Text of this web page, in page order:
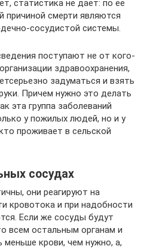
статистика не дает: по ее
причиной смерти являются
сосудистой системы.
поступают не от кого-
здравоохранения,
задуматься и взять
Причем нужно это делать
эта группа заболеваний
у пожилых людей, но и у
проживает в сельской
сосудах
они реагируют на
кровотока и при надобности
Если же сосуды будут
всем остальным органам и
меньше крови, чем нужно, а,